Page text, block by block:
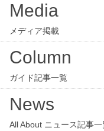
Media
メディア掲載
Column
ガイド記事一覧
News
All About ニュース記事一